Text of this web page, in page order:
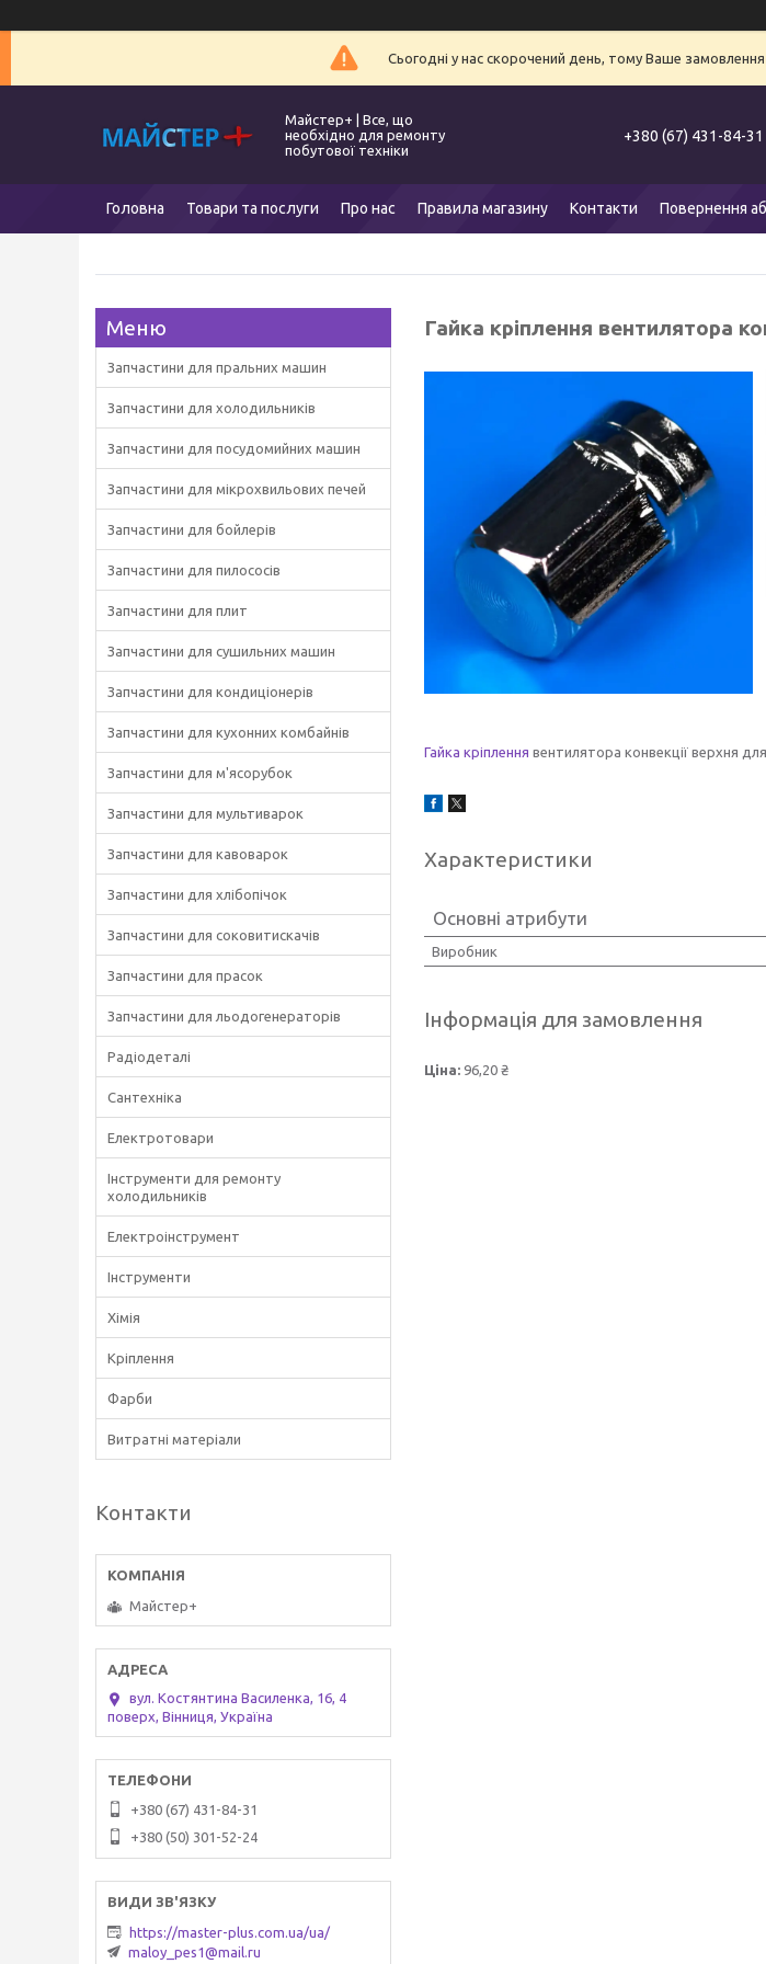
Сьогодні у нас скорочений день, тому Ваше
Майстер+ | Все, що
необхідно для ремонту
побутової техніки
+380 (67) 431-84-31
Головна Товари та послуги Про нас Правила магазину Контакти Повернення
Гайка кріплення вентилятора
Гайка кріплення вентилятора конвекції верхня
Характеристики
Основні атрибути
Виробник
Інформація для замовлення
Ціна: 96,20 ₴
Запчастини для пральних машин
Запчастини для холодильників
Запчастини для посудомийних машин
Запчастини для мікрохвильових печей
Запчастини для бойлерів
Запчастини для пилососів
Запчастини для плит
Запчастини для сушильних машин
Запчастини для кондиціонерів
Запчастини для кухонних комбайнів
Запчастини для м'ясорубок
Запчастини для мультиварок
Запчастини для кавоварок
Запчастини для хлібопічок
Запчастини для соковитискачів
Запчастини для прасок
Запчастини для льодогенераторів
Радіодеталі
Сантехніка
Електротовари
Інструменти для ремонту
холодильників
Електроінструмент
Інструменти
Хімія
Кріплення
Фарби
Витратні матеріали
Контакти
Майстер+
вул. Костянтина Василенка, 16, 4
поверх, Вінниця, Україна
+380 (67) 431-84-31
+380 (50) 301-52-24
https://master-plus.com.ua/ua/
maloy_pes1@mail.ru